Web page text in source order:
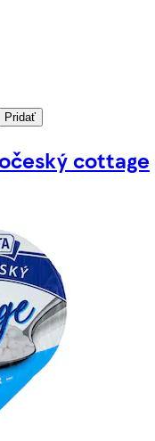
Pridať
cottage